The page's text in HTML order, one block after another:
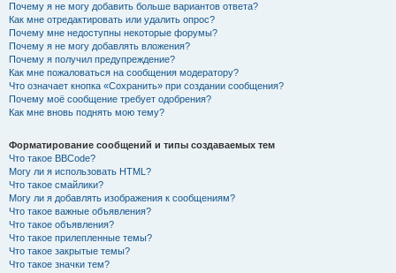
Почему я не могу добавить больше вариантов ответа?
Как мне отредактировать или удалить опрос?
Почему мне недоступны некоторые форумы?
Почему я не могу добавлять вложения?
Почему я получил предупреждение?
Как мне пожаловаться на сообщения модератору?
Что означает кнопка «Сохранить» при создании сообщения?
Почему моё сообщение требует одобрения?
Как мне вновь поднять мою тему?
Форматирование сообщений и типы создаваемых тем
Что такое BBCode?
Могу ли я использовать HTML?
Что такое смайлики?
Могу ли я добавлять изображения к сообщениям?
Что такое важные объявления?
Что такое объявления?
Что такое прилепленные темы?
Что такое закрытые темы?
Что такое значки тем?